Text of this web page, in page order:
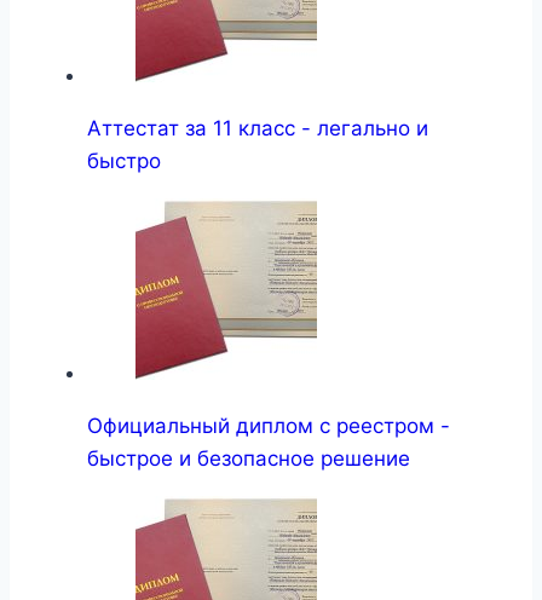
Аттестат за 11 класс - легально и
быстро
Официальный диплом с реестром -
быстрое и безопасное решение